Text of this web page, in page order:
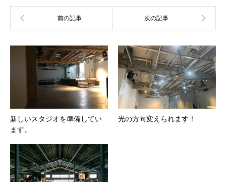
新しいスタジオを準備してい
ます。
光の方向変えられます！